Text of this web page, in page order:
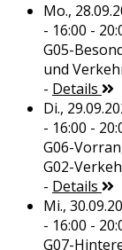
Mo.,
- 16:00 -
G05-
und
- Details
Di.,
- 16:00 -
G06-
G02-
- Details
Mi.,
- 16:00 -
G07-